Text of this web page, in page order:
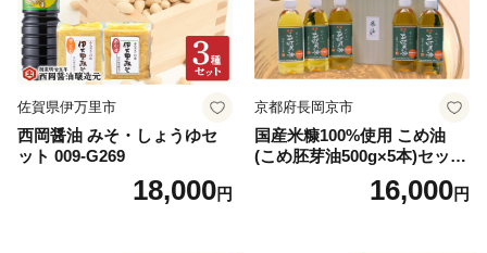
佐賀県伊万里市
西岡醤油 みそ・しょうゆセ
ット 009-G269
18,000円
京都府長岡京市
国産米糠100%使用 こめ油
(こめ胚芽油500g×5本)セット
16,000円